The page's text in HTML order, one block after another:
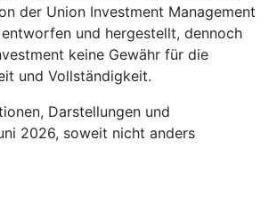
der Union Investment Management
und hergestellt, dennoch
keine Gewähr für die
und Vollständigkeit.
Darstellungen und
2026, soweit nicht anders